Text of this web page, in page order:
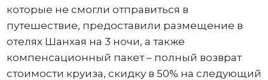
которые не смогли отправиться в
путешествие, предоставили размещение в
отелях Шанхая на 3 ночи, а также
компенсационный пакет – полный возврат
стоимости круиза, скидку в 50% на следующий